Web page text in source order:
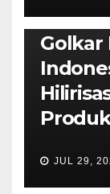
Isi
Golkar
JUL 29,